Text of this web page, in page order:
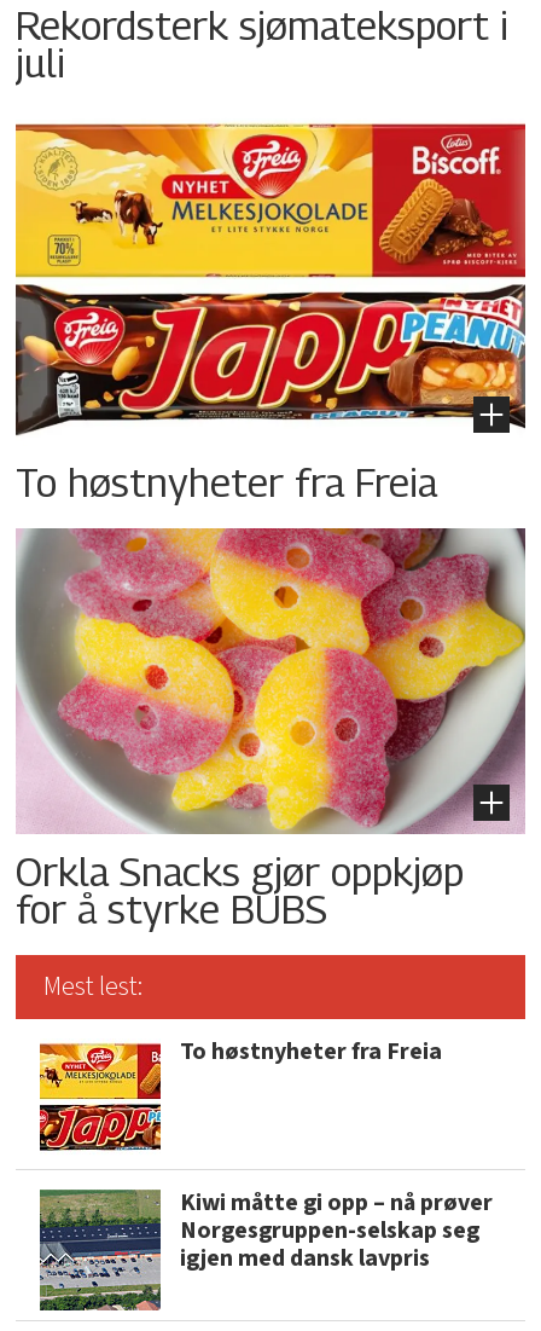
Rekordsterk sjømateksport i
juli
To høstnyheter fra Freia
Orkla Snacks gjør oppkjøp
for å styrke BUBS
Mest lest:
To høstnyheter fra Freia
Kiwi måtte gi opp – nå prøver
Norgesgruppen-selskap seg
igjen med dansk lavpris